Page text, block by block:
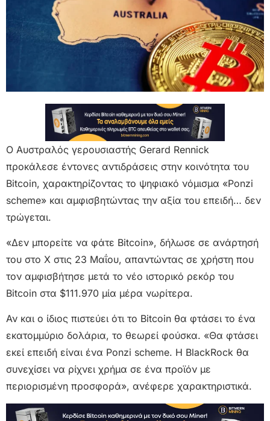
Ο Αυστραλός γερουσιαστής Gerard Rennick
προκάλεσε έντονες αντιδράσεις στην κοινότητα του
Bitcoin, χαρακτηρίζοντας το ψηφιακό νόμισμα «Ponzi
scheme» και αμφισβητώντας την αξία του επειδή… δεν
τρώγεται.
«Δεν μπορείτε να φάτε Bitcoin», δήλωσε σε ανάρτησή
του στο X στις 23 Μαΐου, απαντώντας σε χρήστη που
τον αμφισβήτησε μετά το νέο ιστορικό ρεκόρ του
Bitcoin στα $111.970 μία μέρα νωρίτερα.
Αν και ο ίδιος πιστεύει ότι το Bitcoin θα φτάσει το ένα
εκατομμύριο δολάρια, το θεωρεί φούσκα. «Θα φτάσει
εκεί επειδή είναι ένα Ponzi scheme. Η BlackRock θα
συνεχίσει να ρίχνει χρήμα σε ένα προϊόν με
περιορισμένη προσφορά», ανέφερε χαρακτηριστικά.